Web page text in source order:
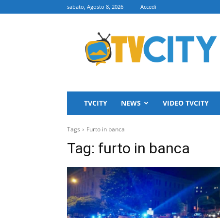
sabato, Agosto 8, 2026 Accedi
TVCITY
TVCITY NEWS VIDEO TVCITY
Tags Furto in banca
Tag: furto in banca